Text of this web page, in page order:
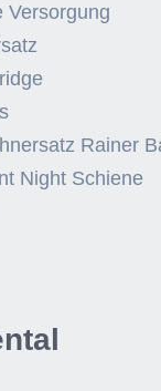
Versorgung
Rainer
Night Schiene